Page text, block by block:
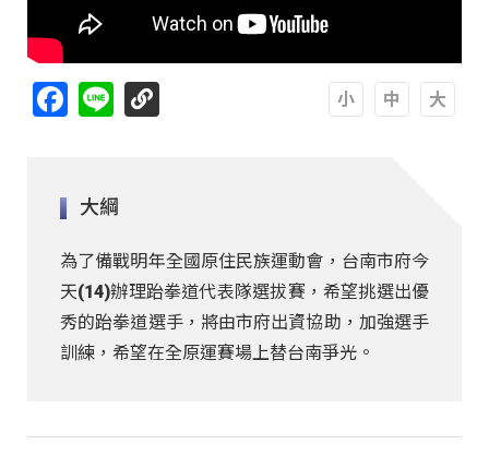
Facebook
Line
大綱
為了備戰明年全國原住民族運動會，台南市府今
天(14)辦理跆拳道代表隊選拔賽，希望挑選出優
秀的跆拳道選手，將由市府出資協助，加強選手
訓練，希望在全原運賽場上替台南爭光。